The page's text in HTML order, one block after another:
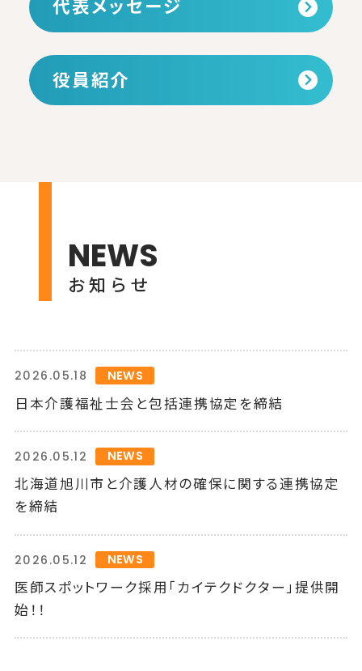
代表メッセージ
役員紹介
NEWS
お知らせ
2026.05.18
NEWS
日本介護福祉士会と包括連携協定を締結
2026.05.12
NEWS
北海道旭川市と介護人材の確保に関する連携協定
を締結
2026.05.12
NEWS
医師スポットワーク採用「カイテクドクター」提供開
始！！